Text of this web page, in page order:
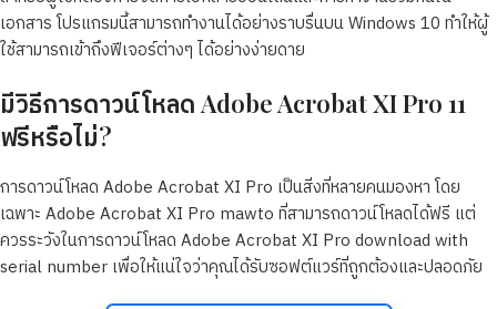
เอกสาร โปรแกรมนี้สามารถทำงานได้อย่างราบรื่นบน Windows 10 ทำให้ผู้
ใช้สามารถเข้าถึงฟีเจอร์ต่างๆ ได้อย่างง่ายดาย
มีวิธีการดาวน์โหลด Adobe Acrobat XI Pro 11
ฟรีหรือไม่?
การดาวน์โหลด Adobe Acrobat XI Pro เป็นสิ่งที่หลายคนมองหา โดย
เฉพาะ Adobe Acrobat XI Pro mawto ที่สามารถดาวน์โหลดได้ฟรี แต่
ควรระวังในการดาวน์โหลด Adobe Acrobat XI Pro download with
serial number เพื่อให้แน่ใจว่าคุณได้รับซอฟต์แวร์ที่ถูกต้องและปลอดภัย